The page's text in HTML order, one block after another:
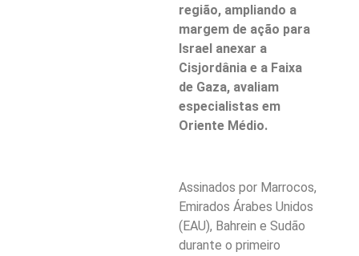
região, ampliando a
margem de ação para
Israel anexar a
Cisjordânia e a Faixa
de Gaza, avaliam
especialistas em
Oriente Médio.
Assinados por Marrocos,
Emirados Árabes Unidos
(EAU), Bahrein e Sudão
durante o primeiro